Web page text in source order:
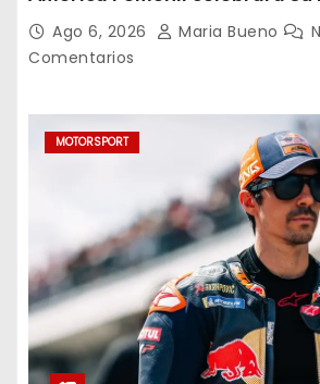
triplete con una auténtica
Azul
Ago 6, 2026 Maria Bueno
Comentarios
MOTORSPORT